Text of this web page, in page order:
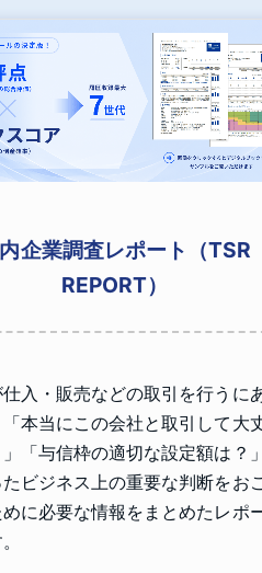
企業調査レポート（TSR
REPORT）
入・販売などの取引を行うに
本当にこの会社と取引して大
「与信枠の適切な設定額は？」
たビジネス上の重要な判断をお
に必要な情報をまとめたレポ